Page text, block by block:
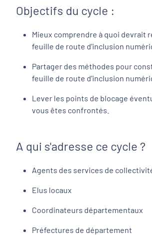
Objectifs du cycle :
Mieux comprendre à quoi devrait
feuille de route d'inclusion
Partager des méthodes pour
feuille de route d'inclusion
Lever les points de blocage
vous êtes confrontés.
A qui s'adresse ce cycle ?
Agents des services de
Elus locaux
Coordinateurs départementaux
Préfectures de département